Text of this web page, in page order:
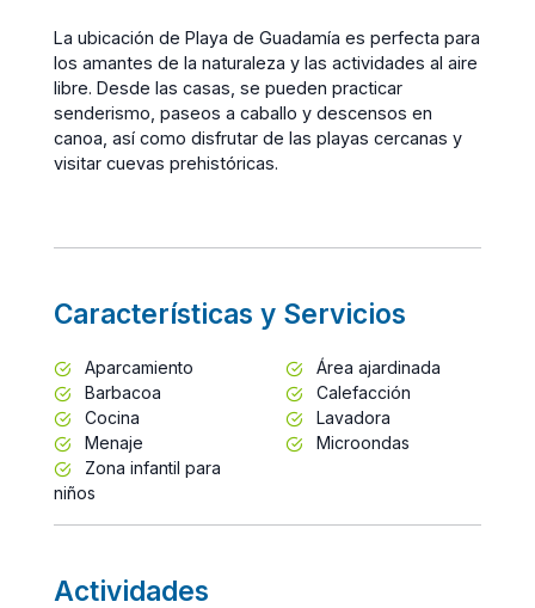
La ubicación de Playa de Guadamía es perfecta para
los amantes de la naturaleza y las actividades al aire
libre. Desde las casas, se pueden practicar
senderismo, paseos a caballo y descensos en
canoa, así como disfrutar de las playas cercanas y
visitar cuevas prehistóricas.
Características y Servicios
Aparcamiento
Área ajardinada
Barbacoa
Calefacción
Cocina
Lavadora
Menaje
Microondas
Zona infantil para
niños
Actividades